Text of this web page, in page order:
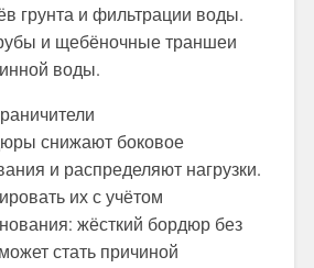
грунта и фильтрации воды.
и щебёночные траншеи
воды.
снижают боковое
и распределяют нагрузки.
их с учётом
жёсткий бордюр без
стать причиной